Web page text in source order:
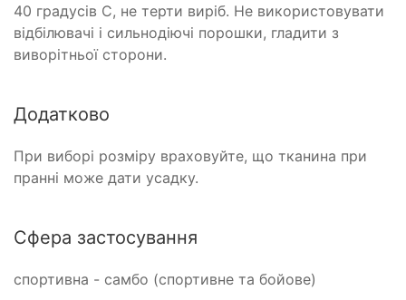
40 градусів С, не терти виріб. Не використовувати
відбілювачі і сильнодіючі порошки, гладити з
виворітньої сторони.
Додатково
При виборі розміру враховуйте, що тканина при
пранні може дати усадку.
Сфера застосування
спортивна - самбо (спортивне та бойове)